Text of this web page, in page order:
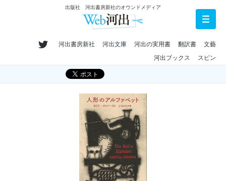
出版社 河出書房新社のオウンドメディア
河出書房新社 河出文庫 河出の実用書 翻訳書
文藝
河出ブックス
スピン